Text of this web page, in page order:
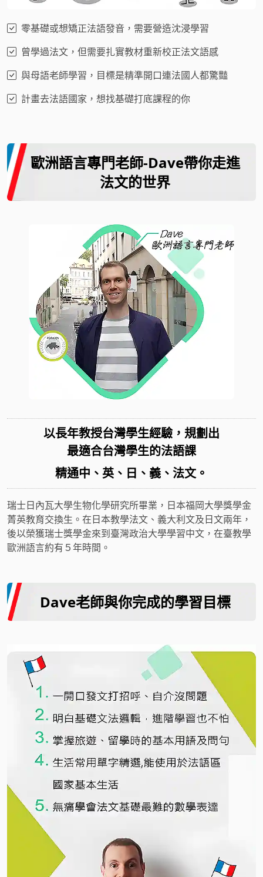
零基礎或想矯正法語發音，需要營造沈浸學習
曾學過法文，但需要扎實教材重新校正法文語感
與母語老師學習，目標是精準開口連法國人都驚豔
計畫去法語國家，想找基礎打底課程的你
歐洲語言專門老師-Dave帶你走進
法文的世界
以長年教授台灣學生經驗，規劃出
最適合台灣學生的法語課
精通中、英、日、義、法文。
瑞士日內瓦大學生物化學研究所畢業，日本福岡大學獎學金
菁英教育交換生。在日本教學法文、義大利文及日文兩年，
後以榮獲瑞士獎學金來到臺灣政治大學學習中文，在臺教學
歐洲語言約有５年時間。
Dave老師與你完成的學習目標